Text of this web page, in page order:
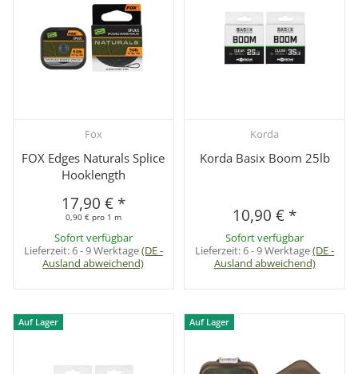
Fox
FOX Edges Naturals Splice
Hooklength
17,90 € *
0,90 € pro 1 m
Sofort verfügbar
Lieferzeit:6 - 9 Werktage(DE -
Ausland abweichend)
Korda
Korda Basix Boom 25lb
10,90 € *
Sofort verfügbar
Lieferzeit:6 - 9 Werktage(DE -
Ausland abweichend)
Auf Lager Auf Lager